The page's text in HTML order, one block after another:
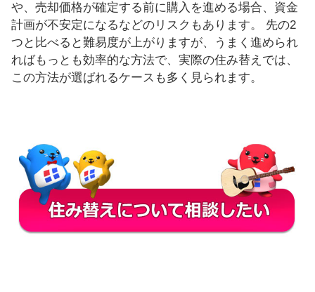
や、売却価格が確定する前に購入を進める場合、資金
計画が不安定になるなどのリスクもあります。 先の2
つと比べると難易度が上がりますが、うまく進められ
ればもっとも効率的な方法で、実際の住み替えでは、
この方法が選ばれるケースも多く見られます。